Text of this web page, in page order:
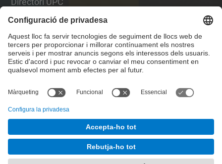
Formulari de contacte
Llista Xarxes Socials
Desenvolupat amb